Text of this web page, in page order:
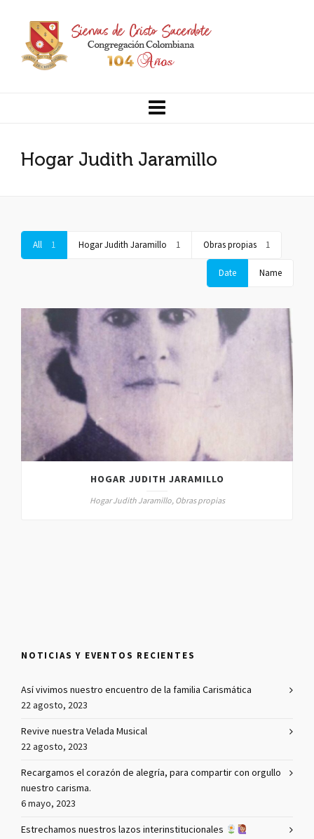
Hogar Judith Jaramillo
All 1 Hogar Judith Jaramillo 1 Obras propias 1
Date Name
HOGAR JUDITH JARAMILLO
Hogar Judith Jaramillo, Obras propias
NOTICIAS Y EVENTOS RECIENTES
Así vivimos nuestro encuentro de la familia Carismática
22 agosto, 2023
Revive nuestra Velada Musical
22 agosto, 2023
Recargamos el corazón de alegría, para compartir con orgullo
nuestro carisma.
6 mayo, 2023
Estrechamos nuestros lazos interinstitucionales